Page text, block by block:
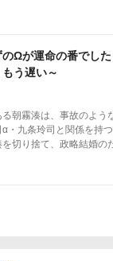
ばっかりの関係に、寂し
通う高校にやってきた
。 嫉妬をしても、「友
われ、遂にはお泊りま
ういい！」 堪忍袋の緒
ると、渉は意外な反応
をする。幼なじみオメガ
のΩが運命の番でし
う遅い～
玲司と関係を持つ。 しかし玲司は「
切り捨て、政略結婚の